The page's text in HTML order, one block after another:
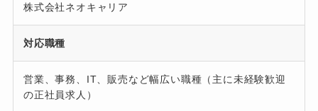
株式会社ネオキャリア
対応職種
営業、事務、IT、販売など幅広い職種（主に未経験歓迎
の正社員求人）